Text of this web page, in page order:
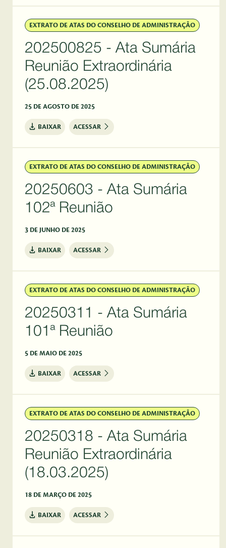
EXTRATO DE ATAS DO CONSELHO DE ADMINISTRAÇÃO
202500825 - Ata Sumária
Reunião Extraordinária
(25.08.2025)
25 DE AGOSTO DE 2025
BAIXAR ACESSAR
EXTRATO DE ATAS DO CONSELHO DE ADMINISTRAÇÃO
20250603 - Ata Sumária
102ª Reunião
3 DE JUNHO DE 2025
BAIXAR ACESSAR
EXTRATO DE ATAS DO CONSELHO DE ADMINISTRAÇÃO
20250311 - Ata Sumária
101ª Reunião
5 DE MAIO DE 2025
BAIXAR ACESSAR
EXTRATO DE ATAS DO CONSELHO DE ADMINISTRAÇÃO
20250318 - Ata Sumária
Reunião Extraordinária
(18.03.2025)
18 DE MARÇO DE 2025
BAIXAR ACESSAR